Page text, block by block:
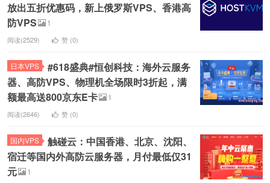
放出五折优惠码，新上俄罗斯VPS、香港高
防VPS
1
阅读(2529) 赞 (0)
日本VPS
#618盛典#恒创科技：海外云服务
器、高防VPS、物理机全场限时3折起，满
额最高送800京东E卡
1
阅读(2646) 赞 (0)
国内VPS
触碰云：中国香港、北京、沈阳、
宿迁等国内外高防云服务器，月付最低仅31
元
1